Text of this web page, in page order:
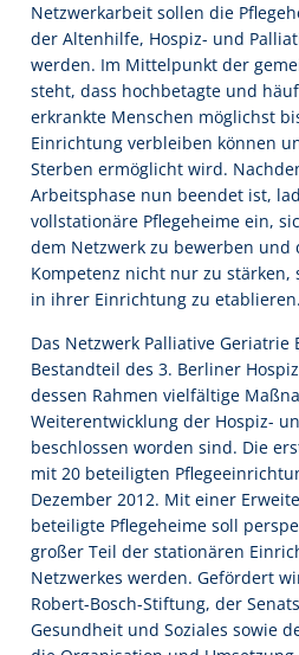
Netzwerkarbeit sollen die
der Altenhilfe, Hospiz- und
werden. Im Mittelpunkt der
steht, dass hochbetagte und
erkrankte Menschen möglichst
Einrichtung verbleiben können
Sterben ermöglicht wird.
Arbeitsphase nun beendet ist,
vollstationäre Pflegeheime ein,
dem Netzwerk zu bewerben
Kompetenz nicht nur zu
in ihrer Einrichtung zu
Das Netzwerk Palliative
Bestandteil des 3. Berliner
dessen Rahmen vielfältige
Weiterentwicklung der Hospiz-
beschlossen worden sind. Die
mit 20 beteiligten
Dezember 2012. Mit einer
beteiligte Pflegeheime soll
großer Teil der stationären
Netzwerkes werden. Gefördert
Robert-Bosch-Stiftung, der
Gesundheit und Soziales sowie